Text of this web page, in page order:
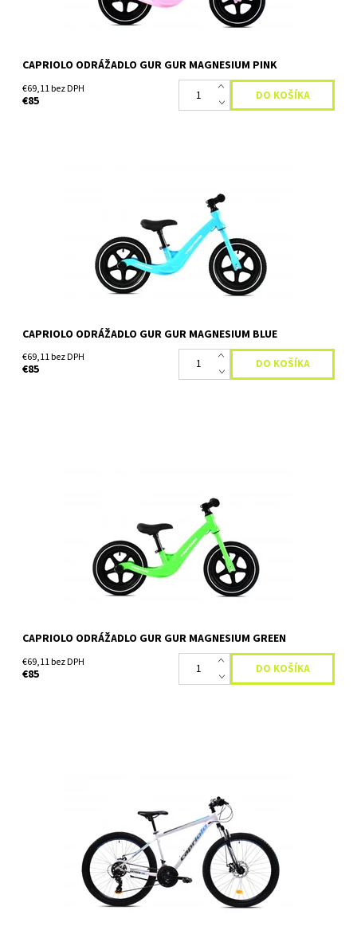
CAPRIOLO ODRÁŽADLO GUR GUR MAGNESIUM PINK
€69,11 bez DPH
€85
udržiavať rovnováhu počas jazdy, čo im neskôr...
CAPRIOLO ODRÁŽADLO GUR GUR MAGNESIUM BLUE
€69,11 bez DPH
€85
udržiavať rovnováhu počas jazdy, čo im neskôr...
Skladom
CAPRIOLO ODRÁŽADLO GUR GUR MAGNESIUM GREEN
€69,11 bez DPH
€85
tak vhodné pre výrazne náročnejší terén a neudržiavané
cyklotrasy, kedy hravo prekoná každú...
Skladom